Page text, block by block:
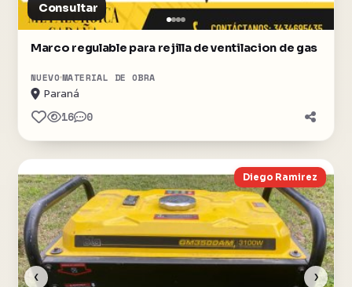
Consultar
Marco regulable para rejilla de ventilacion de gas
NUEVO MATERIAL DE OBRA
Paraná
16 0
‹ ›
Diego Ramirez